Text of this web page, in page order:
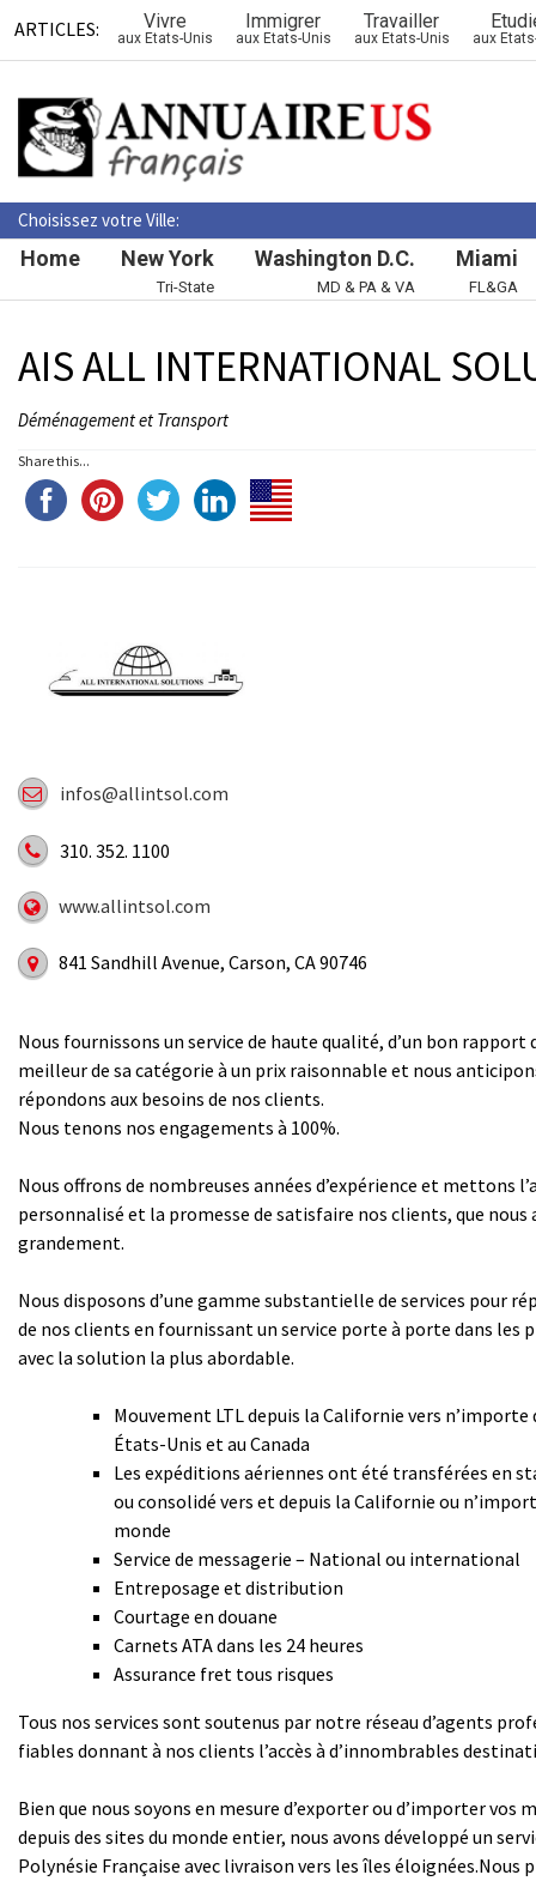
ARTICLES: Vivre
aux Etats-Unis
Immigrer
aux Etats-Unis
Travailler
aux Etats-Unis aux
Choisissez votre Ville:
Home New York
Tri-State
Washington D.C.
MD & PA & VA
Miami
FL&GA
AIS ALL INTERNATIONAL
Déménagement et Transport
Share this...
infos@allintsol.com
310. 352. 1100
www.allintsol.com
841 Sandhill Avenue, Carson, CA 90746
Nous fournissons un service de haute qualité, d’un bon
meilleur de sa catégorie à un prix raisonnable et nous
répondons aux besoins de nos clients.
Nous tenons nos engagements à 100%.
Nous offrons de nombreuses années d’expérience et mettons
personnalisé et la promesse de satisfaire nos clients, que nous
grandement.
Nous disposons d’une gamme substantielle de services pour
de nos clients en fournissant un service porte à porte dans les
avec la solution la plus abordable.
Mouvement LTL depuis la Californie vers
États-Unis et au Canada
Les expéditions aériennes ont été transférées en
ou consolidé vers et depuis la Californie ou
monde
Service de messagerie – National ou international
Entreposage et distribution
Courtage en douane
Carnets ATA dans les 24 heures
Assurance fret tous risques
Tous nos services sont soutenus par notre réseau d’agents
fiables donnant à nos clients l’accès à d’innombrables
Bien que nous soyons en mesure d’exporter ou d’importer vos
depuis des sites du monde entier, nous avons développé un
Polynésie Française avec livraison vers les îles éloignées.Nous